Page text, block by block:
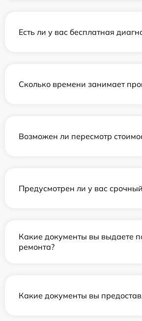
Есть ли у вас бесплатная
Сколько времени занимает
Возможен ли пересмотр
Предусмотрен ли у вас
Какие документы вы выдаете
ремонта?
Какие документы вы